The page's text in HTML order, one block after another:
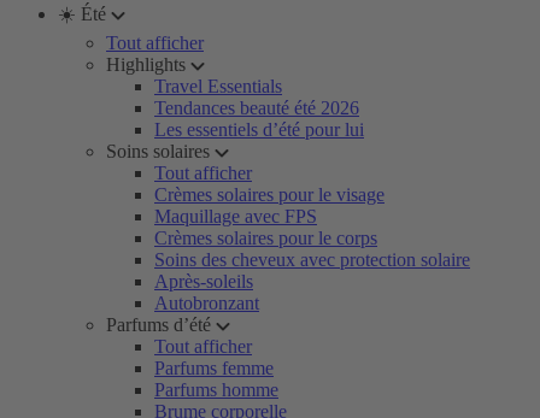
☀️ Été
Tout afficher
Highlights
Travel Essentials
Tendances beauté été 2026
Les essentiels d’été pour lui
Soins solaires
Tout afficher
Crèmes solaires pour le visage
Maquillage avec FPS
Crèmes solaires pour le corps
Soins des cheveux avec protection solaire
Après-soleils
Autobronzant
Parfums d’été
Tout afficher
Parfums femme
Parfums homme
Brume corporelle